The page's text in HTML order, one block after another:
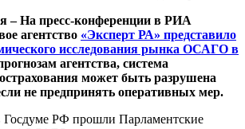
– На пресс-конференции в РИА
агентство «Эксперт РА» представило
исследования рынка ОСАГО в
агентства, система
может быть разрушена
не предпринять оперативных мер.
Госдуме РФ прошли Парламентские